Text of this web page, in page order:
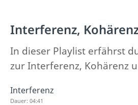
Interferenz,
In dieser Playlist erfährst
zur Interferenz, Kohärenz
Interferenz
Dauer: 04:41